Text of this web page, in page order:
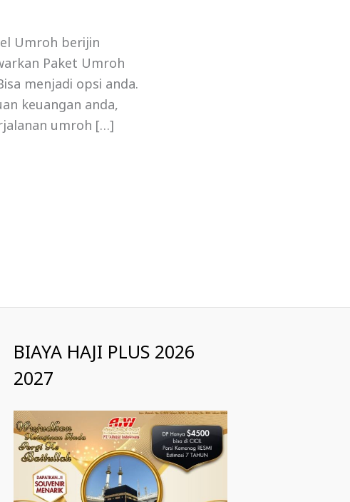
Umroh berijin
Paket Umroh
menjadi opsi anda.
keuangan anda,
umroh […]
BIAYA HAJI PLUS 2026
2027